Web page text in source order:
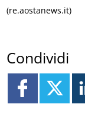
(re.aostanews.it)
Condividi